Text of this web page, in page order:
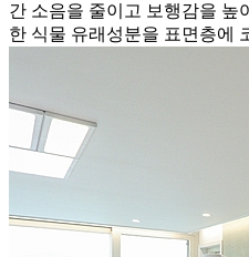
간 소음을 줄이고 보행감을 높
한 식물 유래성분을 표면층에